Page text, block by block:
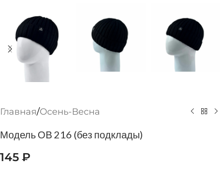
Главная/Осень-Весна
Модель ОВ 216 (без подклады)
145 ₽